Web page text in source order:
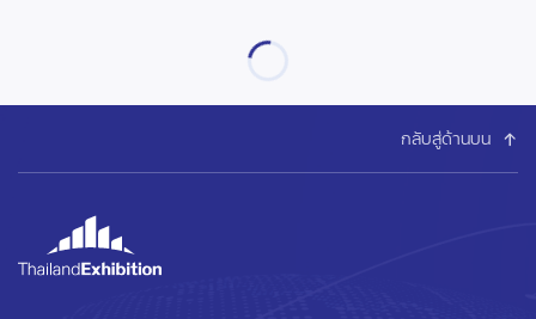
กลับสู่ด้านบน